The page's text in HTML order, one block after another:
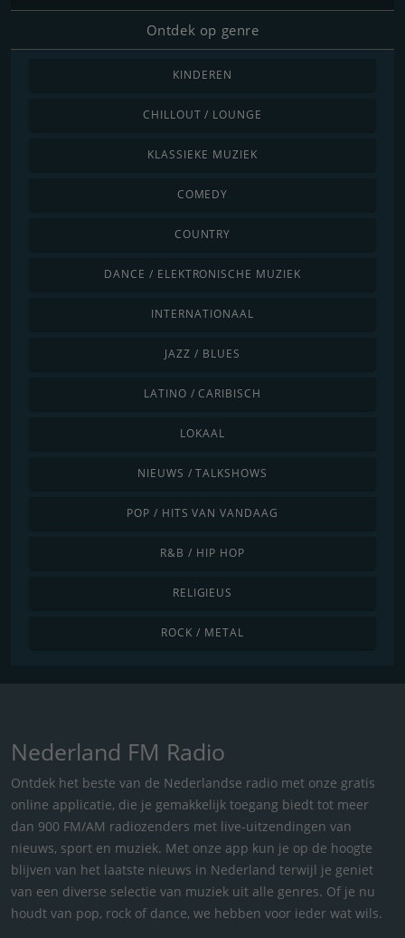
Ontdek op genre
KINDEREN
CHILLOUT / LOUNGE
KLASSIEKE MUZIEK
COMEDY
COUNTRY
DANCE / ELEKTRONISCHE MUZIEK
INTERNATIONAAL
JAZZ / BLUES
LATINO / CARIBISCH
LOKAAL
NIEUWS / TALKSHOWS
POP / HITS VAN VANDAAG
R&B / HIP HOP
RELIGIEUS
ROCK / METAL
Nederland FM Radio
Ontdek het beste van de Nederlandse radio met onze gratis
online applicatie, die je gemakkelijk toegang biedt tot meer
dan 900 FM/AM radiozenders met live-uitzendingen van
nieuws, sport en muziek. Met onze app kun je op de hoogte
blijven van het laatste nieuws in Nederland terwijl je geniet
van een diverse selectie van muziek uit alle genres. Of je nu
houdt van pop, rock of dance, we hebben voor ieder wat wils.